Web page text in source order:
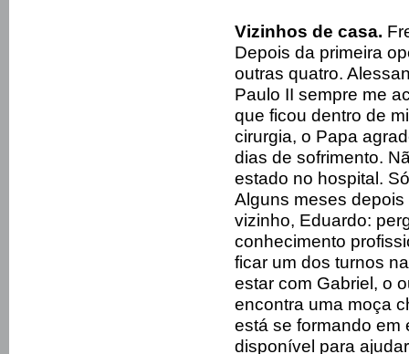
Vizinhos de casa.
Depois da primeira
outras quatro.
Paulo II sempre me
que ficou dentro de
cirurgia, o Papa
dias de sofrimento.
estado no hospital.
Alguns meses
vizinho, Eduardo:
conhecimento
ficar um dos turnos
estar com Gabriel, o
encontra uma moça
está se formando em
disponível para